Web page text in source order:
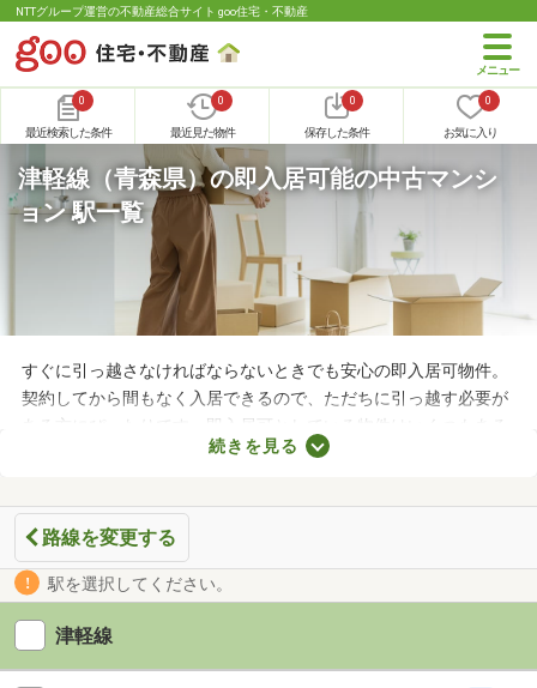
NTTグループ運営の不動産総合サイト goo住宅・不動産
0
最近検索した条件
0
最近見た物件
0
保存した条件
0
お気に入り
津軽線（青森県）の即入居可能の中古マンシ
ョン 駅一覧
すぐに引っ越さなければならないときでも安心の即入居可物件。
契約してから間もなく入居できるので、ただちに引っ越す必要が
ある方にぴったりです。即入居可としている物件はいくつもある
ので、間取りや購入費用、設備をチェックしたうえで決めましょ
可の中古マンションを紹介します。
続きを見る
路線を変更する
駅を選択してください。
津軽線